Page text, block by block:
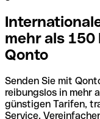
mehr als
Qonto
Senden Sie mit
reibungslos in mehr
günstigen Tarifen,
Service.